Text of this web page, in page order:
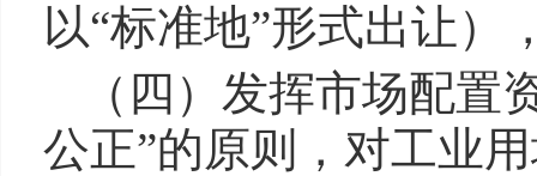
以“标准地”形式出让）
（四）发挥市场配置
公正”的原则，对工业